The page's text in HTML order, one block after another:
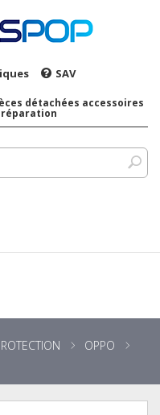
SAV
détachées accessoires
OPPO